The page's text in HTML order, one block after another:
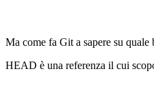
Ma come fa Git a sapere su
HEAD è una referenza il cui